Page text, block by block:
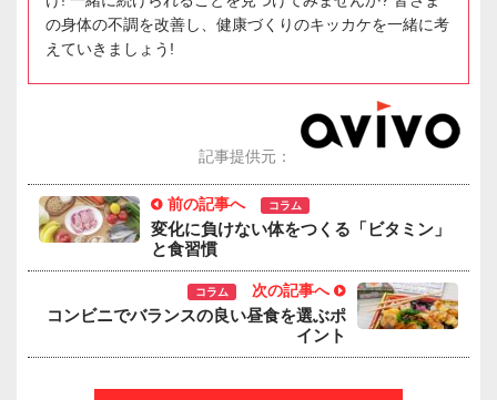
の身体の不調を改善し、健康づくりのキッカケを一緒に考
えていきましょう!
記事提供元：
前の記事へ コラム
変化に負けない体をつくる「ビタミン」
と食習慣
コラム 次の記事へ
コンビニでバランスの良い昼食を選ぶポ
イント